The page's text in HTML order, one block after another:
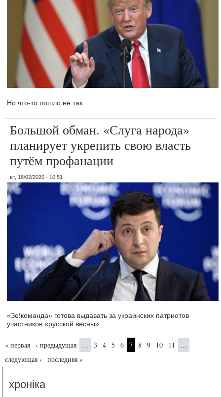
Но что-то пошло не так.
Большой обман. «Слуга народа»
планирует укрепить свою власть
путём профанации
вт, 18/02/2020 - 10:51
«Зе!команда» готова выдавать за украинских патриотов
участников «русской весны».
Страницы
« первая ‹ предыдущая … 3 4 5 6 7 8 9 10 11 …
следующая › последняя »
хроніка